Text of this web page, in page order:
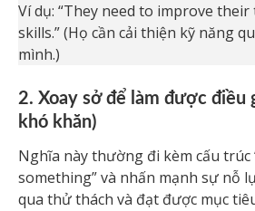
Ví dụ: “They need to improve
skills.” (Họ cần cải thiện kỹ năng
mình.)
2. Xoay sở để làm được điều
khó khăn)
Nghĩa này thường đi kèm cấu trúc
something” và nhấn mạnh sự nỗ
qua thử thách và đạt được mục